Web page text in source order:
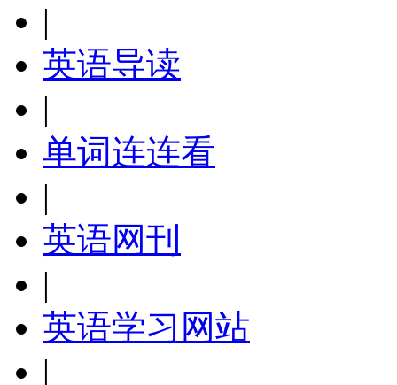
|
英语导读
|
单词连连看
|
英语网刊
|
英语学习网站
|